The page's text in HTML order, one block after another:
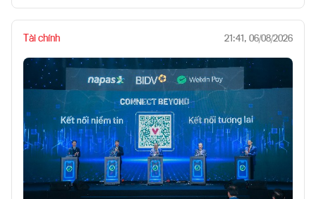
Tài chính 21:41, 06/08/2026